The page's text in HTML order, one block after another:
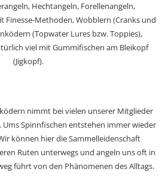
Hechtangeln, Forellenangeln,
Finesse-Methoden, Wobblern (Cranks und
(Topwater Lures bzw. Toppies),
viel mit Gummifischen am Bleikopf
(Jigkopf).
nimmt bei vielen unserer Mitglieder
Spinnfischen entstehen immer wieder
können hier die Sammelleidenschaft
Ruten unterwegs und angeln uns oft in
führt von den Phänomenen des Alltags.